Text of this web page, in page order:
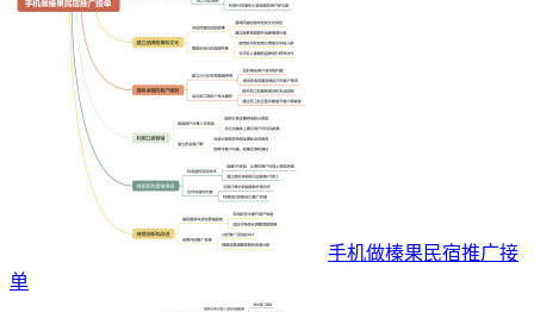
手机做榛果民宿推广接
单